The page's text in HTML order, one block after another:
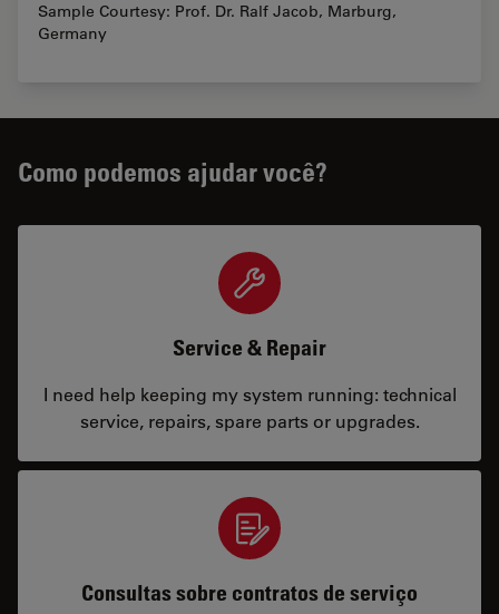
Sample Courtesy: Prof. Dr. Ralf Jacob, Marburg,
Germany
Como podemos ajudar você?
Service & Repair
I need help keeping my system running: technical
service, repairs, spare parts or upgrades.
Consultas sobre contratos de serviço